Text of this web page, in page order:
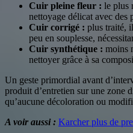
Cuir pleine fleur : le plus
nettoyage délicat avec des
Cuir corrigé : plus traité,
peu en souplesse,
Cuir synthétique : moins
nettoyer grâce à sa
Un geste primordial avant
produit d’entretien sur une zone
qu’aucune décoloration ou
A voir aussi : Karcher plus de